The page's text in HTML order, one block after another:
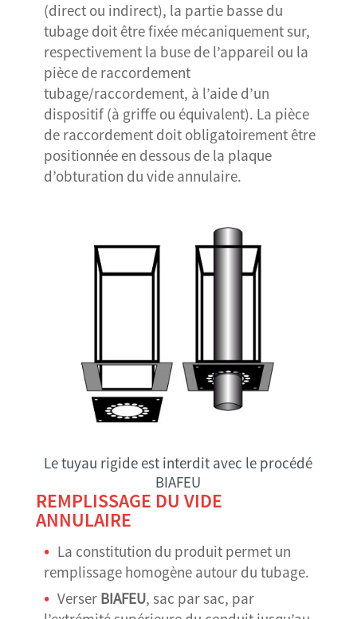
(direct ou indirect), la partie basse du
tubage doit être fixée mécaniquement sur,
respectivement la buse de l’appareil ou la
pièce de raccordement
tubage/raccordement, à l’aide d’un
dispositif (à griffe ou équivalent). La pièce
de raccordement doit obligatoirement être
positionnée en dessous de la plaque
d’obturation du vide annulaire.
Le tuyau rigide est interdit avec le procédé
BIAFEU
REMPLISSAGE DU VIDE
ANNULAIRE
La constitution du produit permet un
remplissage homogène autour du tubage.
Verser BIAFEU, sac par sac, par